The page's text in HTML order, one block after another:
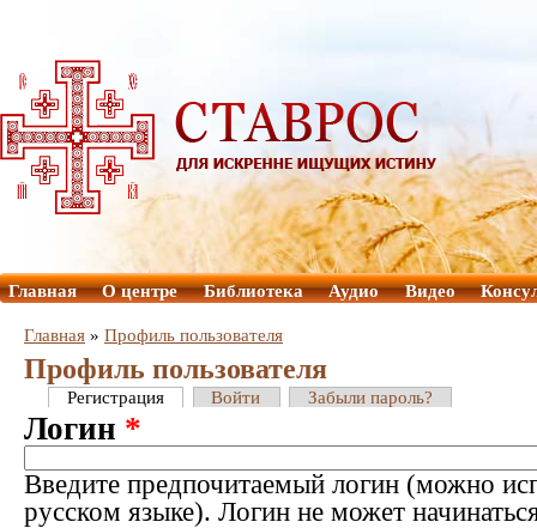
Главная О центре Библиотека Аудио Видео
Главная » Профиль пользователя
Профиль пользователя
Регистрация Войти Забыли пароль?
Логин *
Введите предпочитаемый логин (можно
русском языке). Логин не может